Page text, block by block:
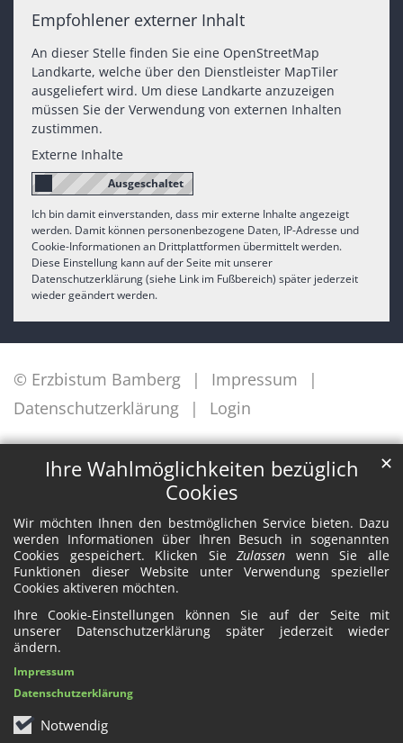
Ihre Wahlmöglichkeiten bezüglich
Cookies
Wir möchten Ihnen den bestmöglichen Service bieten. Dazu
werden Informationen über Ihren Besuch in sogenannten
Cookies gespeichert. Klicken SieZulassen wenn Sie alle
Funktionen dieser Website unter Verwendung spezieller
Cookies aktiveren möchten.
Ihre Cookie-Einstellungen können Sie auf der Seite mit
unserer Datenschutzerklärung später jederzeit wieder
ändern.
Notwendig
✕
Impressum
Datenschutzerklärung
Empfohlener externer Inhalt
An dieser Stelle finden Sie eine OpenStreetMap
Landkarte, welche über den Dienstleister MapTiler
ausgeliefert wird. Um diese Landkarte anzuzeigen
müssen Sie der Verwendung von externen Inhalten
zustimmen.
Externe Inhalte
Ich bin damit einverstanden, dass mir externe Inhalte angezeigt
werden. Damit können personenbezogene Daten, IP-Adresse und
Cookie-Informationen an Drittplattformen übermittelt werden.
Diese Einstellung kann auf der Seite mit unserer
Datenschutzerklärung (siehe Link im Fußbereich) später jederzeit
wieder geändert werden.
© Erzbistum Bamberg
Impressum
Datenschutzerklärung
Login